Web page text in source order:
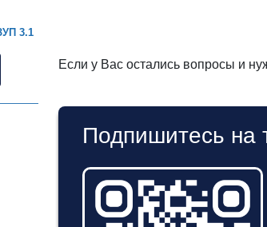
3.1
Если у Вас остались вопросы и
Подпишитесь на